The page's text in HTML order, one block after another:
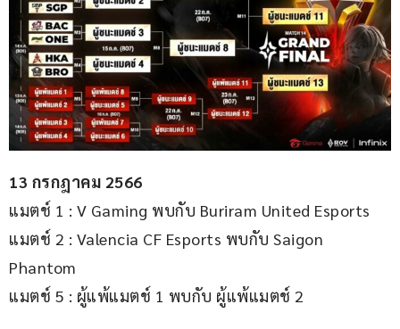
13 กรกฎาคม 2566
แมตช์ 1 : V Gaming พบกับ Buriram United Esports
แมตช์ 2 : Valencia CF Esports พบกับ Saigon
Phantom
แมตช์ 5 : ผู้แพ้แมตช์ 1 พบกับ ผู้แพ้แมตช์ 2